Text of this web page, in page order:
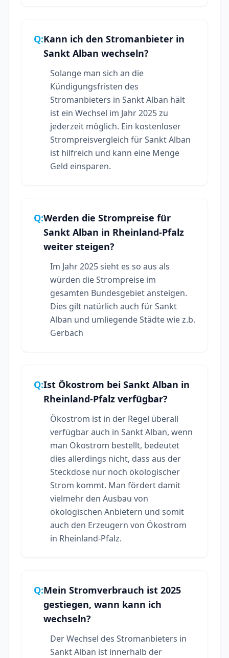
Q:Kann ich den Stromanbieter in
Sankt Alban wechseln?
Solange man sich an die
Kündigungsfristen des
Stromanbieters in Sankt Alban hält
ist ein Wechsel im Jahr 2025 zu
jederzeit möglich. Ein kostenloser
Strompreisvergleich für Sankt Alban
ist hilfreich und kann eine Menge
Geld einsparen.
Q:Werden die Strompreise für
Sankt Alban in Rheinland-Pfalz
weiter steigen?
Im Jahr 2025 sieht es so aus als
würden die Strompreise im
gesamten Bundesgebiet ansteigen.
Dies gilt natürlich auch für Sankt
Alban und umliegende Städte wie z.b.
Gerbach
Q:Ist Ökostrom bei Sankt Alban in
Rheinland-Pfalz verfügbar?
Ökostrom ist in der Regel überall
verfügbar auch in Sankt Alban, wenn
man Ökostrom bestellt, bedeutet
dies allerdings nicht, dass aus der
Steckdose nur noch ökologischer
Strom kommt. Man fördert damit
vielmehr den Ausbau von
ökologischen Anbietern und somit
auch den Erzeugern von Ökostrom
in Rheinland-Pfalz.
Q:Mein Stromverbrauch ist 2025
gestiegen, wann kann ich
wechseln?
Der Wechsel des Stromanbieters in
Sankt Alban ist innerhalb der